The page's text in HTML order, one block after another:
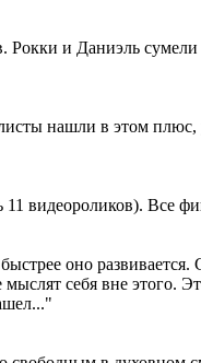
и Даниэль сумели
нашли в этом
видеороликов). Все
оно
себя вне этого.